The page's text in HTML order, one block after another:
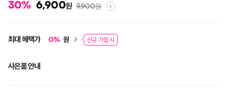
30% 6,900원 9,900원 i
최대 혜택가 0% 원 신규 가입 시
사은품 안내